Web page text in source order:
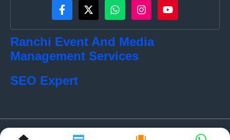
Ranchi Event And Media
Management Services
SEO Expert
© localkhabar.com • All rights reserved